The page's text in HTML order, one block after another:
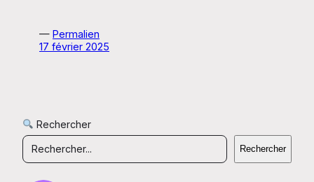
— Permalien
17 février 2025
Rechercher
Rechercher